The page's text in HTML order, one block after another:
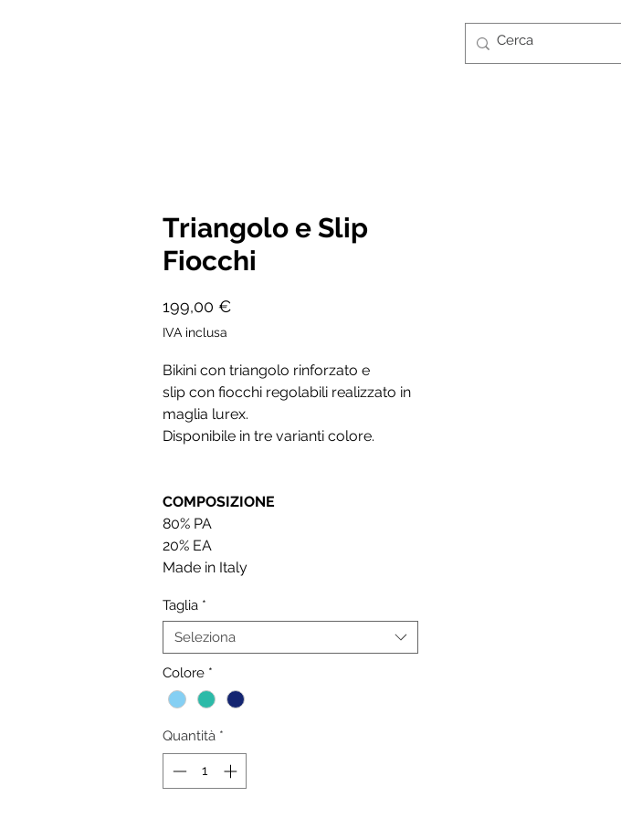
Triangolo e Slip
Fiocchi
199,00 €Prezzo
IVA inclusa
Bikini con triangolo rinforzato e
slip con fiocchi regolabili realizzato in
maglia lurex.
Disponibile in tre varianti colore.
COMPOSIZIONE
80% PA
20% EA
Made in Italy
Taglia *
Seleziona
Colore *
Quantità *